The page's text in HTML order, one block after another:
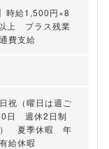
時給1,500円×8
上 プラス残業
費支給
祝（曜日は週ご
日 週休2日制
） 夏季休暇 年
給休暇